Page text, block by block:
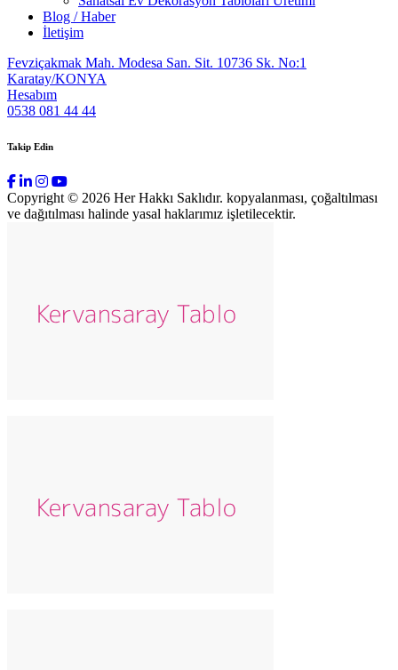
Blog / Haber
İletişim
Fevziçakmak Mah. Modesa San. Sit. 10736 Sk. No:1
Karatay/KONYA
Hesabım
0538 081 44 44
Takip Edin
Copyright © 2026 Her Hakkı Saklıdır. kopyalanması, çoğaltılması
ve dağıtılması halinde yasal haklarımız işletilecektir.